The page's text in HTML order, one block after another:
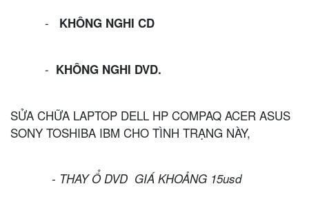
- KHÔNG NGHI CD
- KHÔNG NGHI DVD.
SỬA CHỮA LAPTOP DELL HP COMPAQ ACER ASUS
SONY TOSHIBA IBM CHO TÌNH TRẠNG NÀY,
- THAY Ổ DVD GIÁ KHOẢNG 15usd